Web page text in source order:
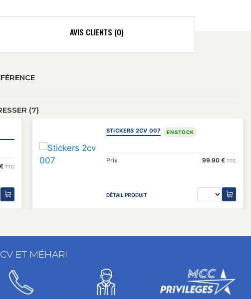
AVIS CLIENTS (0)
(7)
TTC
STICKERS 2CV 007 EN STOCK
Prix 99.90 € TTC
DÉTAIL PRODUIT
ET MÉHARI